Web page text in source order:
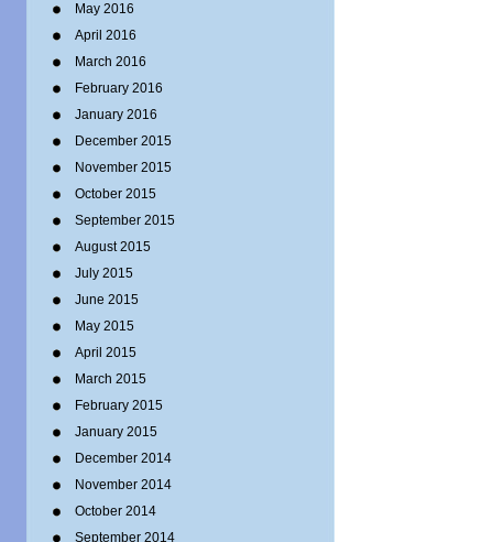
May 2016
April 2016
March 2016
February 2016
January 2016
December 2015
November 2015
October 2015
September 2015
August 2015
July 2015
June 2015
May 2015
April 2015
March 2015
February 2015
January 2015
December 2014
November 2014
October 2014
September 2014